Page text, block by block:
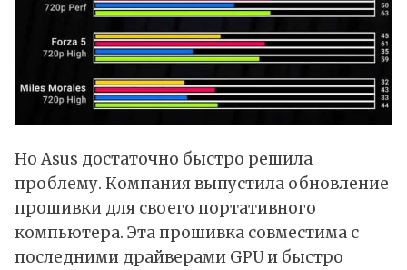
Но Asus достаточно быстро решила
проблему. Компания выпустила обновление
прошивки для своего портативного
компьютера. Эта прошивка совместима с
последними драйверами GPU и быстро